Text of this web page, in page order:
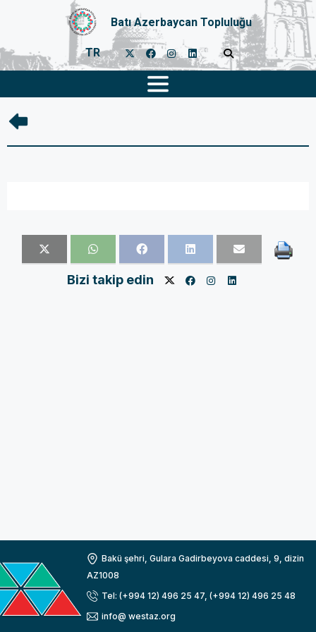
Batı Azerbaycan Topluluğu
TR
Bizi takip edin
Bakü şehri, Gulara Gadirbeyova caddesi, 9, dizin
AZ1008
Tel: (+994 12) 496 25 47, (+994 12) 496 25 48
info@ westaz.org